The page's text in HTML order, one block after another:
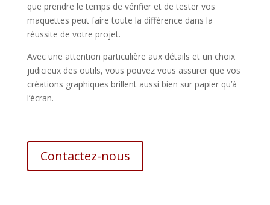
que prendre le temps de vérifier et de tester vos
maquettes peut faire toute la différence dans la
réussite de votre projet.
Avec une attention particulière aux détails et un choix
judicieux des outils, vous pouvez vous assurer que vos
créations graphiques brillent aussi bien sur papier qu’à
l’écran.
Contactez-nous